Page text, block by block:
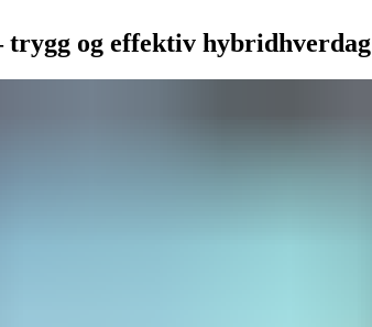
og effektiv hybridhverdag